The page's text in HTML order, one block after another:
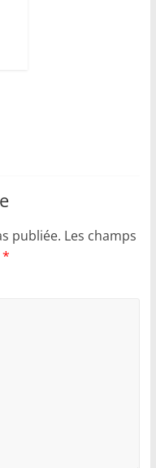
publiée. Les champs
*